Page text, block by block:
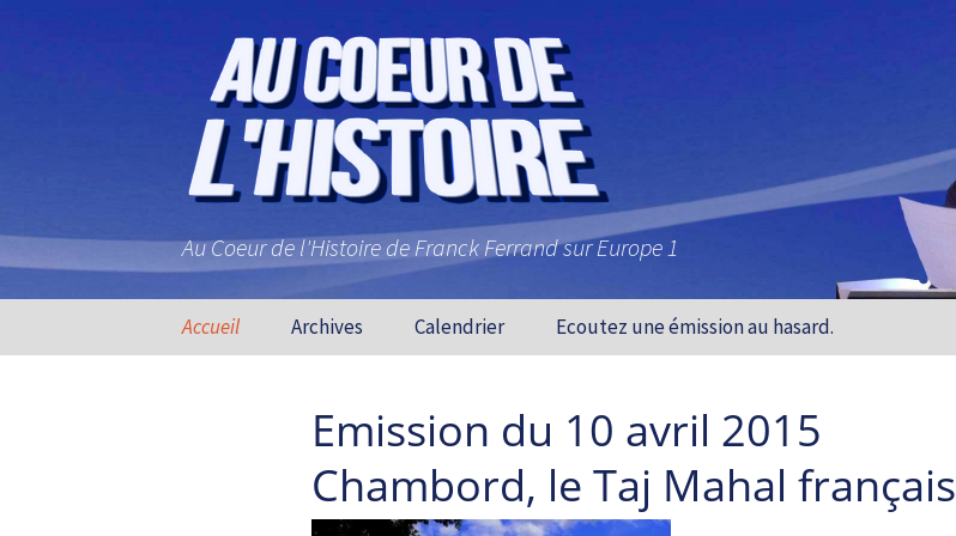
Au Coeur de l'Histoire de Franck Ferrand sur Europe 1
Aller au contenu principal
Accueil Archives Calendrier Ecoutez une émission au hasard.
Emission du 10 avril 2015
Chambord, le Taj Mahal français